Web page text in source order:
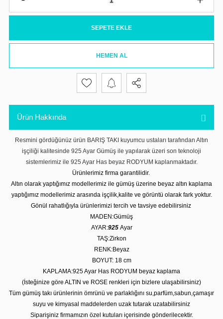
SEPETE EKLE
HEMEN AL
Ürün Hakkında
Resmini gördüğünüz ürün BARIŞ TAKI kuyumcu ustaları tarafından Altın
işçiliği kalitesinde 925 Ayar Gümüş ile yapılarak üzeri son teknoloji
sistemlerimiz ile 925 Ayar Has beyaz RODYUM kaplanmaktadır.
Ürünlerimiz firma garantilidir.
Altın olarak yaptığımız modellerimiz ile gümüş üzerine beyaz altın kaplama
yaptığımız modellerimiz arasında işçilik,kalite ve görüntü olarak fark yoktur.
Gönül rahatlığıyla ürünlerimizi tercih ve tavsiye edebilirsiniz
MADEN:Gümüş
AYAR:925 Ayar
TAŞ:Zirkon
RENK:Beyaz
BOYUT: 18 cm
KAPLAMA:925 Ayar Has RODYUM beyaz kaplama
(İsteğinize göre ALTIN ve ROSE renkleri için bizlere ulaşabilirsiniz)
Tüm gümüş takı ürünlerinin ömrünü ve parlaklığını su,parfüm,sabun,çamaşır
suyu ve kimyasal maddelerden uzak tutarak uzatabilirsiniz
Siparişiniz firmamızın özel kutuları içerisinde gönderilecektir.